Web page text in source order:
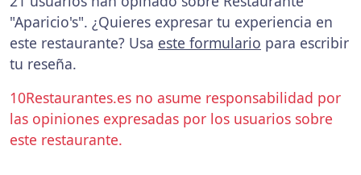
"Aparicio's". ¿Quieres expresar tu experiencia en
este restaurante? Usa este formulario para escribir
tu reseña.
10Restaurantes.es no asume responsabilidad por
las opiniones expresadas por los usuarios sobre
este restaurante.